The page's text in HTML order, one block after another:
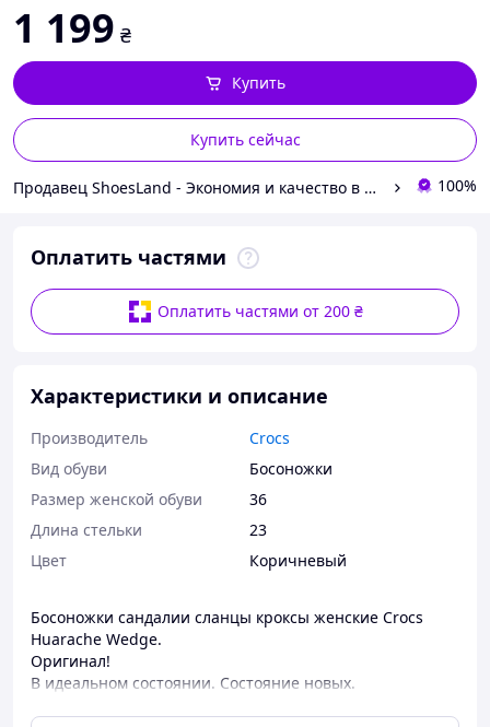
1 199 ₴
Купить сейчас
Купить
Продавец ShoesLand - Экономия и качество в каждом шаге 100%
Оплатить частями
Оплатить частями от 200 ₴
Характеристики и описание
Производитель
Crocs
Вид обуви
Босоножки
Размер женской обуви
36
Длина стельки
23
Цвет
Коричневый
Босоножки сандалии сланцы кроксы женские Crocs
Huarache Wedge.
Оригинал!
В идеальном состоянии. Состояние новых.